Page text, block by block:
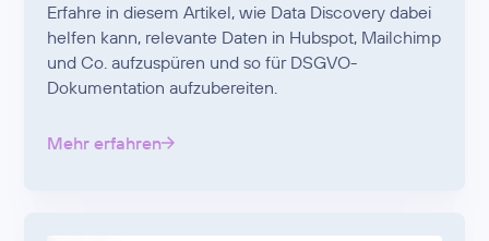
Erfahre in diesem Artikel, wie Data Discovery dabei
helfen kann, relevante Daten in Hubspot, Mailchimp
und Co. aufzuspüren und so für DSGVO-
Dokumentation aufzubereiten.
Mehr erfahren